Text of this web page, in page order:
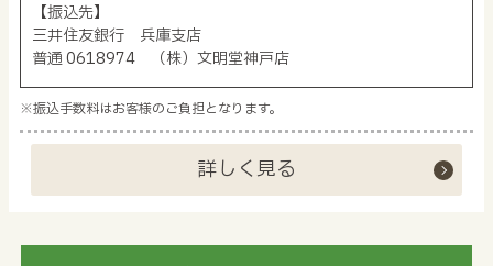
【振込先】
三井住友銀行 兵庫支店
普通 0618974 （株）文明堂神戸店
※振込手数料はお客様のご負担となります。
詳しく見る